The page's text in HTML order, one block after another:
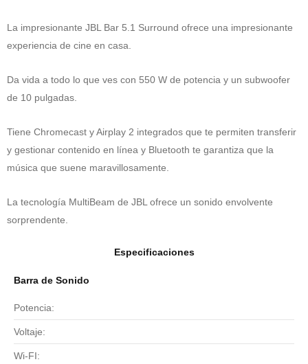
La impresionante JBL Bar 5.1 Surround ofrece una impresionante
experiencia de cine en casa.
Da vida a todo lo que ves con 550 W de potencia y un subwoofer
de 10 pulgadas.
Tiene Chromecast y Airplay 2 integrados que te permiten transferir
y gestionar contenido en línea y Bluetooth te garantiza que la
música que suene maravillosamente.
La tecnología MultiBeam de JBL ofrece un sonido envolvente
sorprendente.
Especificaciones
Barra de Sonido
Potencia:
Voltaje:
Wi-FI: